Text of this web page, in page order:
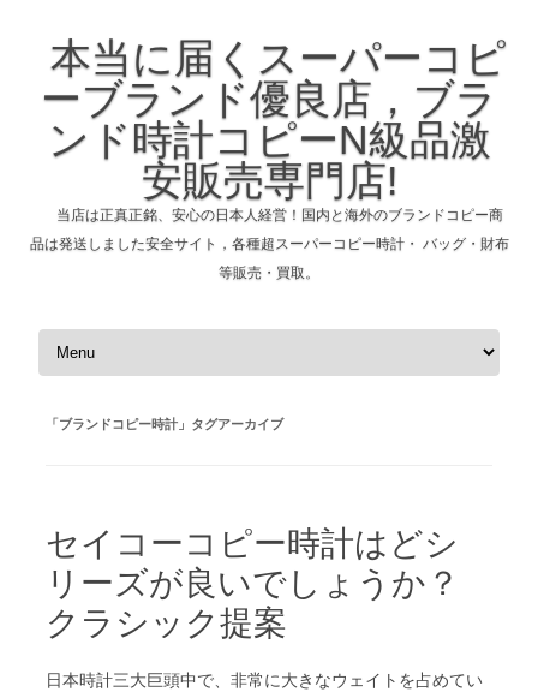
本当に届くスーパーコピ
ーブランド優良店，ブラ
ンド時計コピーN級品激
安販売専門店!
当店は正真正銘、安心の日本人経営！国内と海外のブランドコピー商
品は発送しました安全サイト，各種超スーパーコピー時計・ バッグ・財布
等販売・買取。
コンテンツへスキップ
「ブランドコピー時計 」タグアーカイブ
セイコーコピー時計はどシ
リーズが良いでしょうか？
クラシック提案
日本時計三大巨頭中で、非常に大きなウェイトを占めてい